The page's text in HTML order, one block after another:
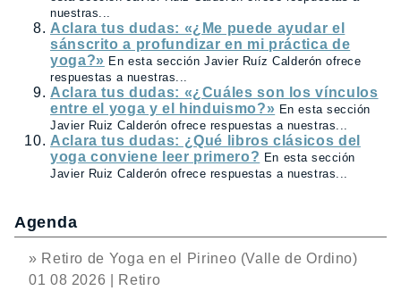
nuestras...
Aclara tus dudas: «¿Me puede ayudar el
sánscrito a profundizar en mi práctica de
yoga?» En esta sección Javier Ruíz Calderón ofrece
respuestas a nuestras...
Aclara tus dudas: «¿Cuáles son los vínculos
entre el yoga y el hinduismo?» En esta sección
Javier Ruiz Calderón ofrece respuestas a nuestras...
Aclara tus dudas: ¿Qué libros clásicos del
yoga conviene leer primero? En esta sección
Javier Ruiz Calderón ofrece respuestas a nuestras...
Agenda
» Retiro de Yoga en el Pirineo (Valle de Ordino)
01 08 2026 | Retiro